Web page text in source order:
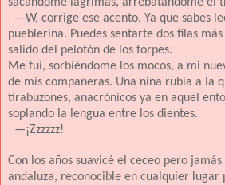
—W, corrige ese acento. Ya que sabes
pueblerina. Puedes sentarte dos filas
salido del pelotón de los torpes.
Me fui, sorbiéndome los mocos, a mi
de mis compañeras. Una niña rubia a la
tirabuzones, anacrónicos ya en aquel
soplando la lengua entre los dientes.
—¡Zzzzzz!
Con los años suavicé el ceceo pero
andaluza, reconocible en cualquier lugar